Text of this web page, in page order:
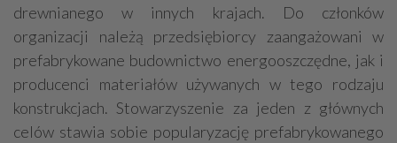
drewnianego w innych krajach. Do członków
organizacji należą przedsiębiorcy zaangażowani w
prefabrykowane budownictwo energooszczędne, jak i
producenci materiałów używanych w tego rodzaju
konstrukcjach. Stowarzyszenie za jeden z głównych
celów stawia sobie popularyzację prefabrykowanego